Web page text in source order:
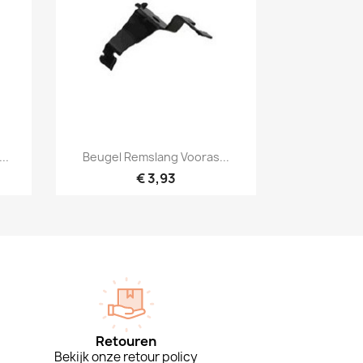
 Snel bekijken
Beugel Remslang Vooras...
€ 3,93
Retouren
Bekijk onze retour policy